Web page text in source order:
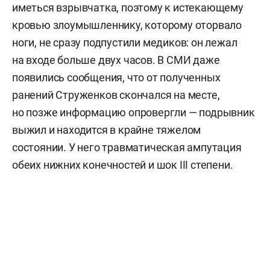
иметься взрывчатка, поэтому к истекающему
кровью злоумышленнику, которому оторвало
ноги, не сразу подпустили медиков: он лежал
на входе больше двух часов. В СМИ даже
появились сообщения, что от полученных
ранений Струженков скончался на месте,
но позже информацию опровергли — подрывник
выжил и находится в крайне тяжелом
состоянии. У него травматическая ампутация
обеих нижних конечностей и шок III степени.